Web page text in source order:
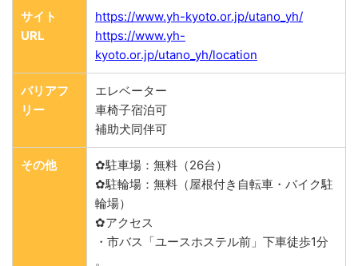
サイト
URL
https://www.yh-kyoto.or.jp/utano_yh/
https://www.yh-
kyoto.or.jp/utano_yh/location
バリアフ
リー
エレベーター
車椅子宿泊可
補助犬同伴可
その他
✿駐車場：無料（26台）
✿駐輪場：無料（屋根付き自転車・バイク駐
輪場）
✿アクセス
・市バス「ユースホステル前」下車徒歩1分
。